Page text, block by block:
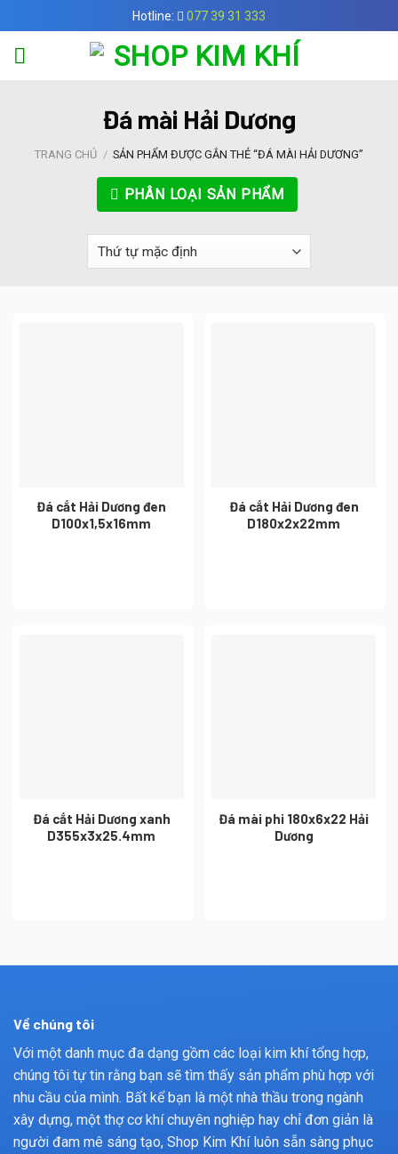
to
content
Hotline: 077 39 31 333
Đá mài Hải Dương
TRANG CHỦ / SẢN PHẨM ĐƯỢC GẮN THẺ “ĐÁ MÀI HẢI DƯƠNG”
PHÂN LOẠI SẢN PHẨM
Đá cắt Hải Dương đen
D100x1,5x16mm
Đá cắt Hải Dương đen
D180x2x22mm
Đá cắt Hải Dương xanh
D355x3x25.4mm
Đá mài phi 180x6x22 Hải
Dương
Về chúng tôi
Với một danh mục đa dạng gồm các loại kim khí tổng hợp,
chúng tôi tự tin rằng bạn sẽ tìm thấy sản phẩm phù hợp với
nhu cầu của mình. Bất kể bạn là một nhà thầu trong ngành
xây dựng, một thợ cơ khí chuyên nghiệp hay chỉ đơn giản là
người đam mê sáng tạo, Shop Kim Khí luôn sẵn sàng phục